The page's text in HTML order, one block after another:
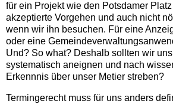
für ein Projekt wie den Potsdamer
akzeptierte Vorgehen und auch nicht
wenn wir ihn besuchen. Für eine
oder eine
Und? So what? Deshalb sollten wir
systematisch aneignen und nach
Erkennnis über unser Metier streben?
Termingerecht muss für uns anders